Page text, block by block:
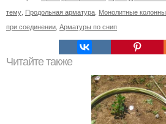
тему Продольная арматура Монолитные колонны
при соединении Арматуры по снип
Читайте также